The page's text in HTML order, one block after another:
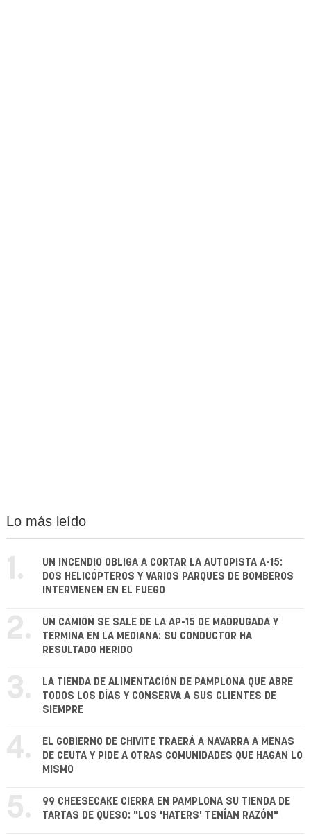
Lo más leído
1.
UN INCENDIO OBLIGA A CORTAR LA AUTOPISTA A-15:
DOS HELICÓPTEROS Y VARIOS PARQUES DE BOMBEROS
INTERVIENEN EN EL FUEGO
2.
UN CAMIÓN SE SALE DE LA AP-15 DE MADRUGADA Y
TERMINA EN LA MEDIANA: SU CONDUCTOR HA
RESULTADO HERIDO
3.
LA TIENDA DE ALIMENTACIÓN DE PAMPLONA QUE ABRE
TODOS LOS DÍAS Y CONSERVA A SUS CLIENTES DE
SIEMPRE
4.
EL GOBIERNO DE CHIVITE TRAERÁ A NAVARRA A MENAS
DE CEUTA Y PIDE A OTRAS COMUNIDADES QUE HAGAN LO
MISMO
5.
99 CHEESECAKE CIERRA EN PAMPLONA SU TIENDA DE
TARTAS DE QUESO: "LOS 'HATERS' TENÍAN RAZÓN"